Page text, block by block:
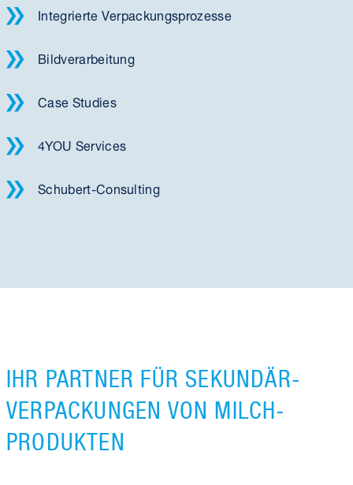
Integrierte Verpackungsprozesse
Bildverarbeitung
Case Studies
4YOU Services
Schubert-Consulting
IHR PARTNER FÜR SEKUNDÄR­
VERPACKUNGEN VON MILCH­
PRODUKTEN